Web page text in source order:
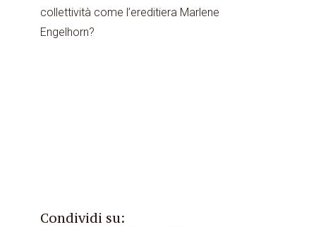
collettività come l’ereditiera Marlene
Engelhorn?
Condividi su: